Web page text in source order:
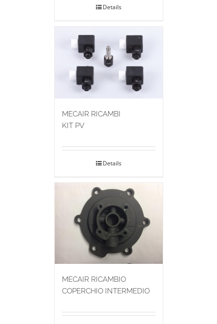
Details
MECAIR RICAMBI
KIT PV
Details
MECAIR RICAMBIO
COPERCHIO INTERMEDIO